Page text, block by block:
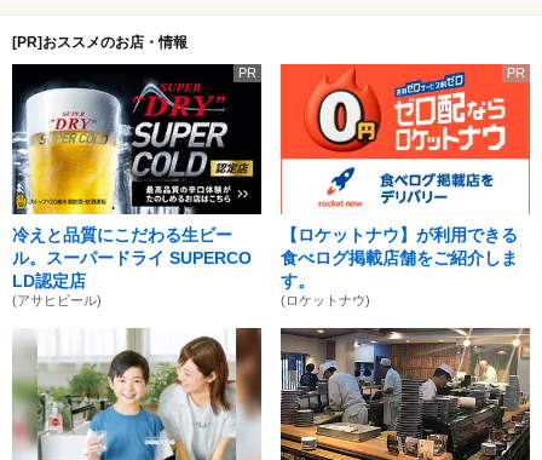
[PR]おススメのお店・情報
PR
冷えと品質にこだわる生ビー
ル。スーパードライ SUPERCO
LD認定店
(アサヒビール)
PR
【ロケットナウ】が利用できる
食べログ掲載店舗をご紹介しま
す。
(ロケットナウ)